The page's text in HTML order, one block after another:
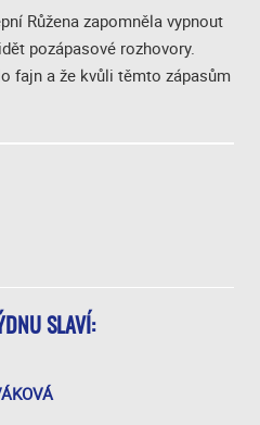
SLAVÍ:
Růžena zapomněla vypnout
pozápasové rozhovory.
fajn a že kvůli těmto zápasům